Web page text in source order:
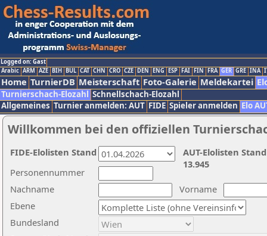
Logged on: Gast
Arabic ARM AZE BIH BUL CAT CHN CRO CZE DEN ENG ESP FAI FIN FRA GER GRE INA
Home TurnierDB Meisterschaft Foto-Galerie Meldekartei
Turnierschach-Elozahl Schnellschach-Elozahl
Allgemeines Turnier anmelden: AUT FIDE Spieler anmelden Elo
Willkommen bei den offiziellen
Nachname
Vorname
Ebene
Personennummer
Bundesland
AUT-Elolisten
13.945
FIDE-Elolisten Stand